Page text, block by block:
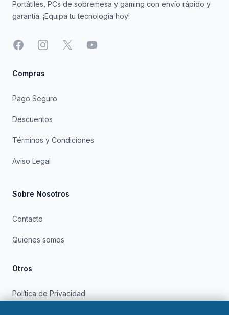
Portátiles, PCs de sobremesa y gaming con envío rápido y
garantía. ¡Equipa tu tecnología hoy!
FacebookInstagram
X YouTube
Compras
Pago Seguro
Descuentos
Términos y Condiciones
Aviso Legal
Sobre Nosotros
Contacto
Quienes somos
Otros
Política de Privacidad